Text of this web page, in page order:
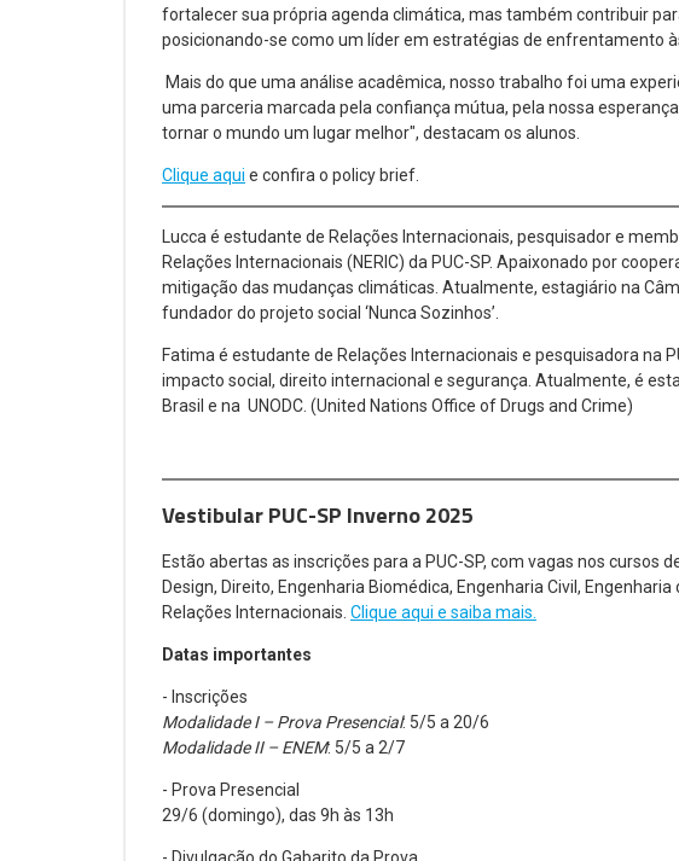
fortalecer sua própria agenda climática, mas também contribuir
posicionando-se como um líder em estratégias de enfrentamento
Mais do que uma análise acadêmica, nosso trabalho foi uma
uma parceria marcada pela confiança mútua, pela nossa
tornar o mundo um lugar melhor", destacam os alunos.
Clique aqui e confira o policy brief.
Lucca é estudante de Relações Internacionais, pesquisador e
Relações Internacionais (NERIC) da PUC-SP. Apaixonado por
mitigação das mudanças climáticas. Atualmente, estagiário na
fundador do projeto social ‘Nunca Sozinhos’.
Fatima é estudante de Relações Internacionais e pesquisadora na
impacto social, direito internacional e segurança. Atualmente, é
Brasil e na UNODC. (United Nations Office of Drugs and Crime)
Vestibular PUC-SP Inverno 2025
Estão abertas as inscrições para a PUC-SP, com vagas nos cursos
Design, Direito, Engenharia Biomédica, Engenharia Civil,
Relações Internacionais. Clique aqui e saiba mais.
Datas importantes
- Inscrições
Modalidade I – Prova Presencial: 5/5 a 20/6
Modalidade II – ENEM: 5/5 a 2/7
- Prova Presencial
29/6 (domingo), das 9h às 13h